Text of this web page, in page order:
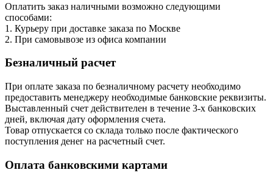
Оплатить заказ наличными возможно следующими
способами:
1. Курьеру при доставке заказа по Москве
2. При самовывозе из офиса компании
Безналичный расчет
При оплате заказа по безналичному расчету необходимо
предоставить менеджеру необходимые банковские реквизиты.
Выставленный счет действителен в течение 3-х банковских
дней, включая дату оформления cчета.
Товар отпускается со склада только после фактического
поступления денег на расчетный счет.
Оплата банковскими картами